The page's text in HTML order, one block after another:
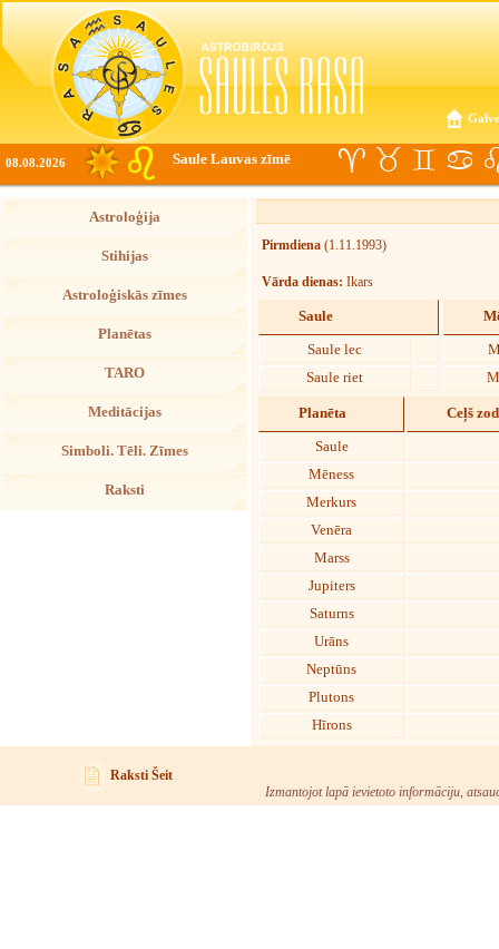
08.08.2026 Saule Lauvas zīmē
Astroloģija
Stihijas
Astroloģiskās zīmes
Planētas
TARO
Meditācijas
Simboli. Tēli. Zīmes
Raksti
Pirmdiena (1.11.1993)
Vārda dienas: Ikars
Saule
Saule lec
Saule riet
Planēta Ceļš
Saule
Mēness
Merkurs
Venēra
Marss
Jupiters
Saturns
Urāns
Neptūns
Plutons
Hīrons
Raksti Šeit
Izmantojot lapā ievietoto informāciju,